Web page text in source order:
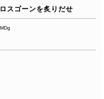
スゴーンを炙りだせ